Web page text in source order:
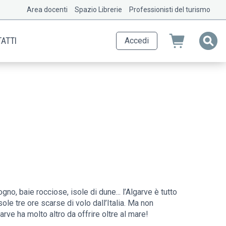
Area docenti Spazio Librerie Professionisti del turismo
Accedi
baie rocciose, isole di dune... l’Algarve è tutto
tre ore scarse di volo dall’Italia. Ma non
ha molto altro da offrire oltre al mare!